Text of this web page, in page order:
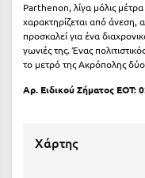
Κάρπαθος
Καρπενήσι
Κάρυστος
Κασσάνδρα
Parthenon, λίγα μόλις
χαρακτηρίζεται από άνεση,
προσκαλεί για ένα
γωνιές της. Ένας
το μετρό της Ακρόπολης
Αρ. Ειδικού Σήματος ΕΟΤ:
Χάρτης